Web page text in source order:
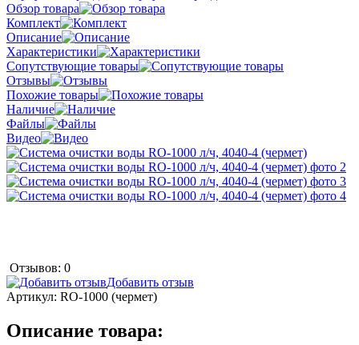
Обзор товара
Комплект
Описание
Характеристики
Сопутствующие товары
Отзывы
Похожие товары
Наличие
Файлы
Видео
Отзывов: 0
Добавить отзыв
Артикул: RO-1000 (чермет)
Описание товара: